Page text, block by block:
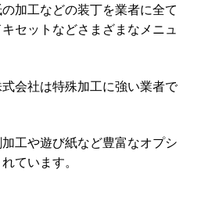
加工などの装丁を業者に全て
セットなどさまざまなメニュ
会社は特殊加工に強い業者で
工や遊び紙など豊富なオプシ
ています。